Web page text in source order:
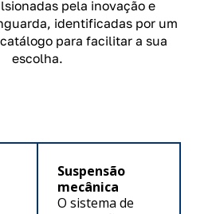
pela inovação e
identificadas por um
para facilitar a sua
escolha.
Suspensão
mecânica
O sistema de